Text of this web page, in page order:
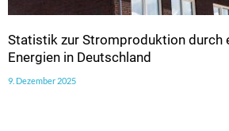
Statistik zur Stromproduktion durch
Energien in Deutschland
9. Dezember 2025